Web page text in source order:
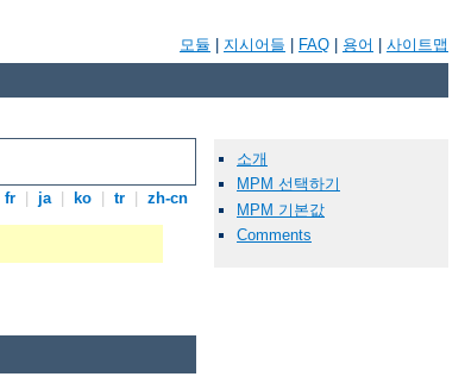
모듈 지시어들 FAQ 용어 사이트맵
fr ja ko tr zh-cn
소개
MPM 선택하기
MPM 기본값
Comments